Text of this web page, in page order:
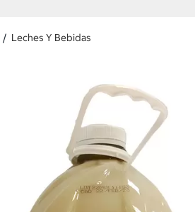
Leches Y Bebidas